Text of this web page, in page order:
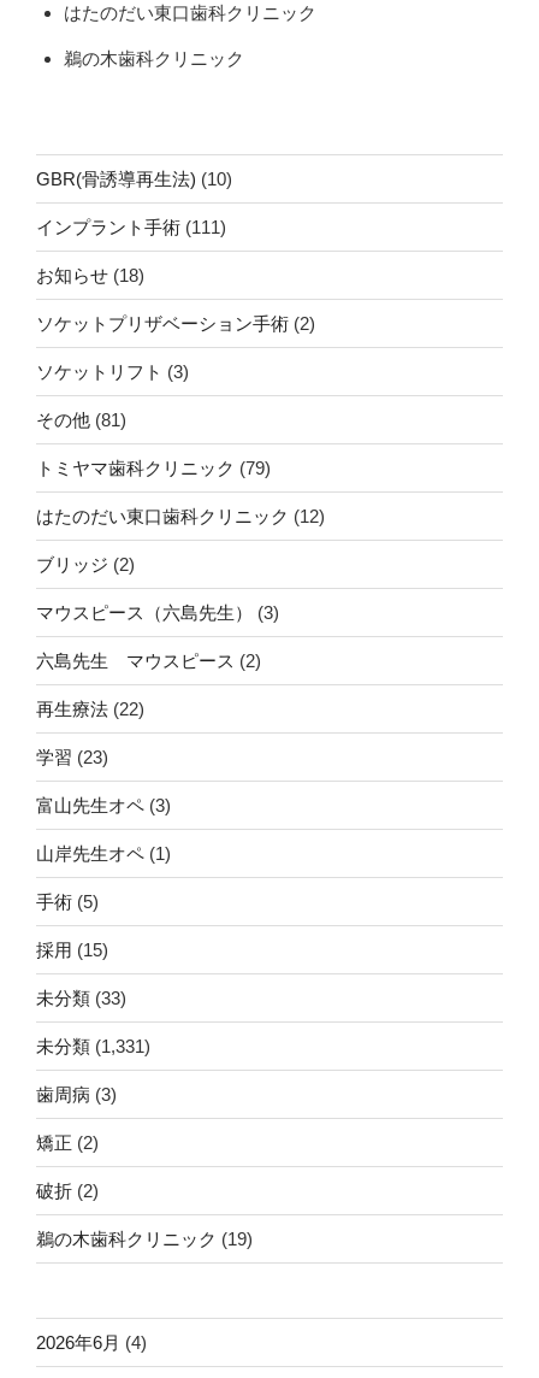
はたのだい東口歯科クリニック
鵜の木歯科クリニック
GBR(骨誘導再生法) (10)
インプラント手術 (111)
お知らせ (18)
ソケットプリザベーション手術 (2)
ソケットリフト (3)
その他 (81)
トミヤマ歯科クリニック (79)
はたのだい東口歯科クリニック (12)
ブリッジ (2)
マウスピース（六島先生） (3)
六島先生 マウスピース (2)
再生療法 (22)
学習 (23)
富山先生オペ (3)
山岸先生オペ (1)
手術 (5)
採用 (15)
未分類 (33)
未分類 (1,331)
歯周病 (3)
矯正 (2)
破折 (2)
鵜の木歯科クリニック (19)
2026年6月 (4)